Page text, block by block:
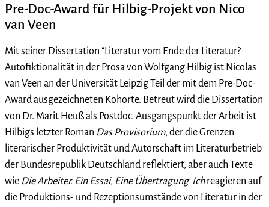
Pre-Doc-Award für Hilbig-Projekt von Nico
van Veen
Mit seiner Dissertation "Literatur vom Ende der Literatur?
Autofiktionalität in der Prosa von Wolfgang Hilbig ist Nicolas
van Veen an der Universität Leipzig Teil der mit dem Pre-Doc-
Award ausgezeichneten Kohorte. Betreut wird die Dissertation
von Dr. Marit Heuß als Postdoc. Ausgangspunkt der Arbeit ist
Hilbigs letzter Roman Das Provisorium, der die Grenzen
literarischer Produktivität und Autorschaft im Literaturbetrieb
der Bundesrepublik Deutschland reflektiert, aber auch Texte
wie Die Arbeiter. Ein Essai, Eine Übertragung Ichreagieren auf
die Produktions- und Rezeptionsumstände von Literatur in der